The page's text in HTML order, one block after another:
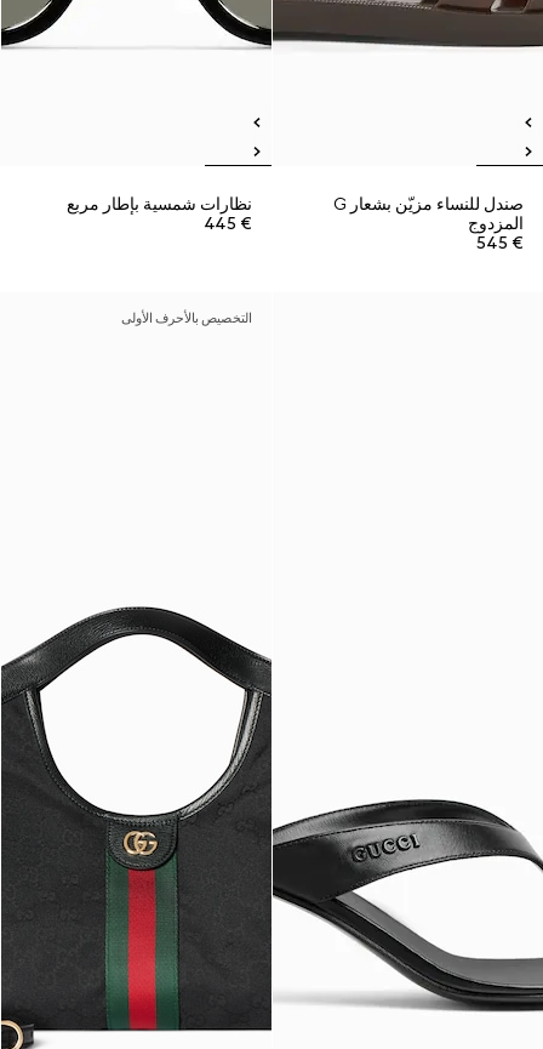
صندل للنساء مزيّن بشعار G
المزدوج
€ 545
نظارات شمسية بإطار مربع
€ 445
التخصيص بالأحرف الأولى